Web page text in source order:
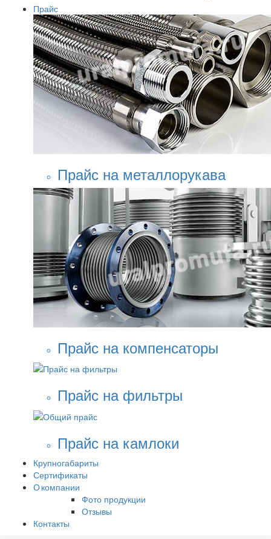
Прайс
Прайс на металлорукава
Прайс на компенсаторы
Прайс на фильтры
Прайс на камлоки
Крупногабариты
Сертификаты
О компании
Фото продукции
Отзывы
Контакты